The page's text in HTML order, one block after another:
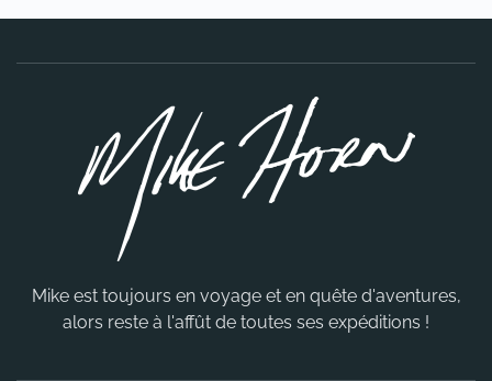
Mike est toujours en voyage et en quête d'aventures,
alors reste à l'affût de toutes ses expéditions !